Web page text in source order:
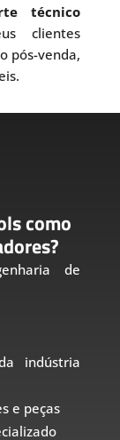
técnico
clientes
pós-venda,
como
de
indústria
e peças